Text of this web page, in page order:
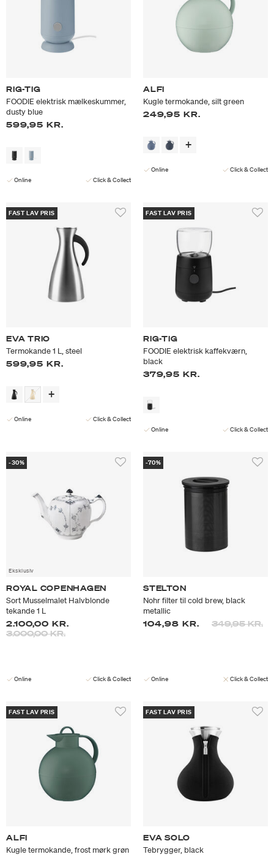
RIG-TIG
FOODIE elektrisk mælkeskummer,
dusty blue
599,95 KR.
Online Click & Collect
ALFI
Kugle termokande, silt green
249,95 KR.
Online Click & Collect
FAST LAV PRIS
EVA TRIO
Termokande 1 L, steel
599,95 KR.
Online Click & Collect
FAST LAV PRIS
RIG-TIG
FOODIE elektrisk kaffekværn,
black
379,95 KR.
Online Click & Collect
-30%
Eksklusiv
ROYAL COPENHAGEN
Sort Musselmalet Halvblonde
tekande 1 L
2.100,00 KR.
Prisen er nedsat fra
3.000,00 KR.til
Online Click & Collect
-70%
STELTON
Nohr filter til cold brew, black
metallic
104,98 KR.
Prisen er
349,95 KR.til
Online Click & Collect
FAST LAV PRIS
ALFI
Kugle termokande, frost mørk grøn
FAST LAV PRIS
EVA SOLO
Tebrygger, black